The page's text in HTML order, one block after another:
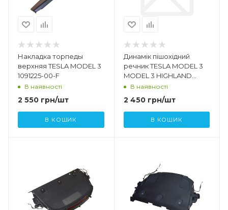
Накладка торпеды
верхняя TESLA MODEL 3
1091225-00-F
В наявності
2 550 грн/шт
В КОШИК
Динамік пішохідний
речник TESLA MODEL 3
MODEL 3 HIGHLAND
1299965 - 00 - A
В наявності
2 450грн/шт
В КОШИК